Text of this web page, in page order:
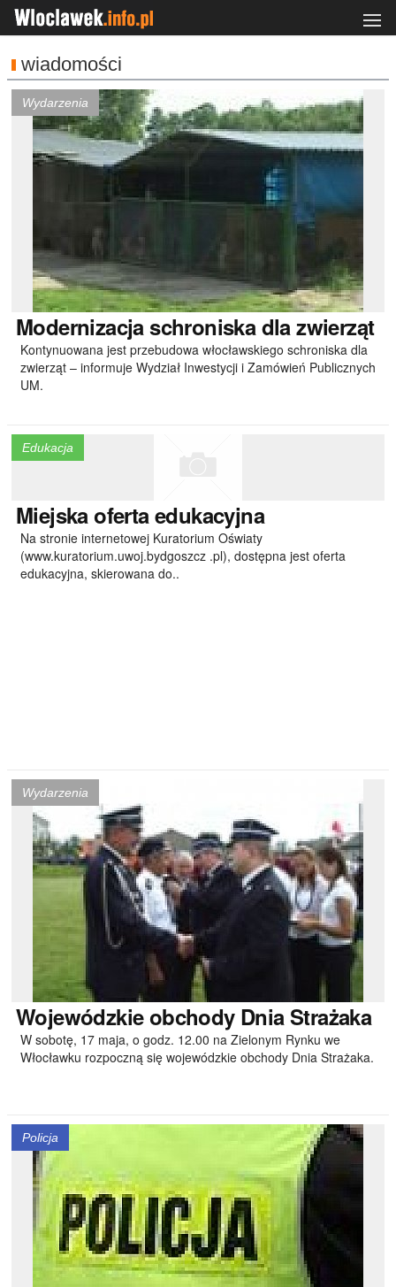
wiadomości
Wydarzenia
Modernizacjaschroniska dla zwierząt
Kontynuowana jest przebudowa włocławskiego schroniska dla
zwierząt – informuje Wydział Inwestycji i Zamówień Publicznych
UM.
Edukacja
Miejskaoferta edukacyjna
Na stronie internetowej Kuratorium Oświaty
(www.kuratorium.uwoj.bydgoszcz .pl), dostępna jest oferta
edukacyjna, skierowana do..
Wydarzenia
Wojewódzkieobchody Dnia Strażaka
W sobotę, 17 maja, o godz. 12.00 na Zielonym Rynku we
Włocławku rozpoczną się wojewódzkie obchody Dnia Strażaka.
Policja